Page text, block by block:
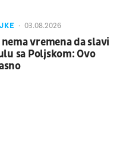
03.08.2026
vremena da slavi
sa Poljskom: Ovo